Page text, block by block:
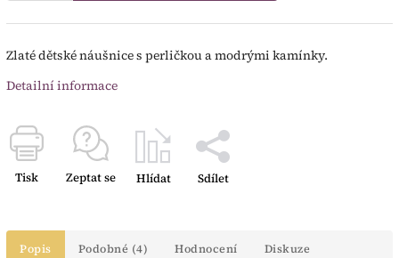
Zlaté dětské náušnice s perličkou a modrými kamínky.
Detailní informace
Tisk Zeptat se Hlídat Sdílet
Popis Podobné (4) Hodnocení Diskuze